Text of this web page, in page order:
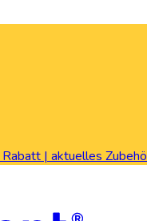
| aktuelles Zubehör